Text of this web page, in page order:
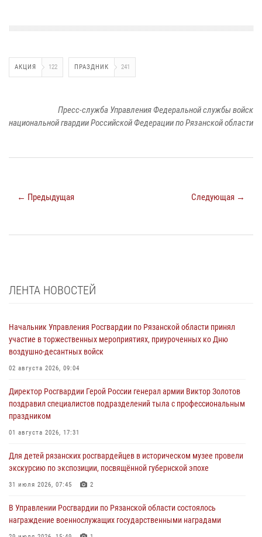
АКЦИЯ 122 ПРАЗДНИК 241
Пресс-служба Управления Федеральной службы войск
национальной гвардии Российской Федерации по Рязанской области
← Предыдущая Следующая →
ЛЕНТА НОВОСТЕЙ
Начальник Управления Росгвардии по Рязанской области принял
участие в торжественных мероприятиях, приуроченных ко Дню
воздушно-десантных войск
02 августа 2026, 09:04
Директор Росгвардии Герой России генерал армии Виктор Золотов
поздравил специалистов подразделений тыла с профессиональным
праздником
01 августа 2026, 17:31
Для детей рязанских росгвардейцев в историческом музее провели
экскурсию по экспозиции, посвящённой губернской эпохе
31 июля 2026, 07:45 2
В Управлении Росгвардии по Рязанской области состоялось
награждение военнослужащих государственными наградами